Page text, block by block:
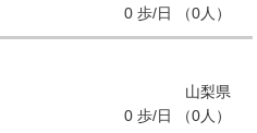
0 歩/日 （0人）
山梨県
0 歩/日 （0人）